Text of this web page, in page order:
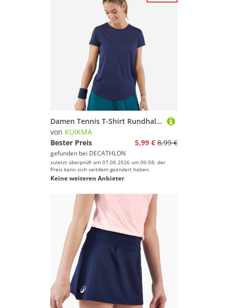
Damen Tennis T-Shirt Rundhals - Dry Essentiel 100 marineblau
von KUIKMA
Bester Preis
5,99 € 8,99 €
gefunden bei DECATHLON
zuletzt überprüft am 07.08.2026 um 00:58; der
Preis kann sich seitdem geändert haben.
Keine weiteren Anbieter